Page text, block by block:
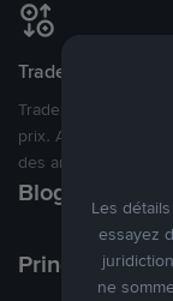
Tradez à des prix
Tradez des cryptos
prix. Achetez ou
des annonces
Blog P2P
Principaux
Les
essayez
ne